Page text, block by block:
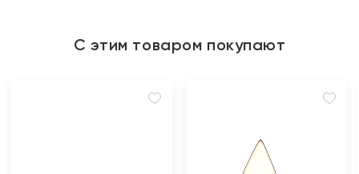
С этим товаром покупают